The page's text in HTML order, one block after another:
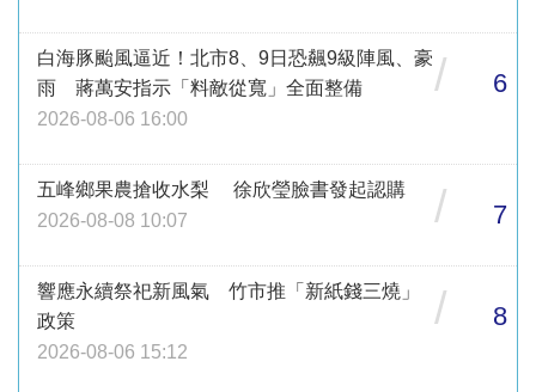
白海豚颱風逼近！北市8、9日恐飆9級陣風、豪
雨 蔣萬安指示「料敵從寬」全面整備
2026-08-06 16:00
/ 6
五峰鄉果農搶收水梨 徐欣瑩臉書發起認購
2026-08-08 10:07
/ 7
響應永續祭祀新風氣 竹市推「新紙錢三燒」
政策
2026-08-06 15:12
/ 8